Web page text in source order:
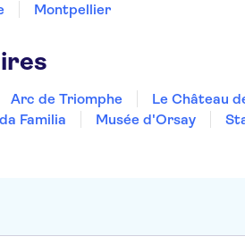
Montpellier
Arc de Triomphe Le Château
Familia Musée d'Orsay